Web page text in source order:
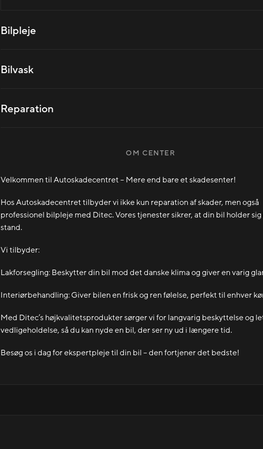
Bilpleje
Bilvask
Reparation
OM CENTER
Velkommen til Autoskadecentret – Mere end bare et skadesenter!
Hos Autoskadecentret tilbyder vi ikke kun reparation af skader, men også
professionel bilpleje med Ditec. Vores tjenester sikrer, at din bil holder
stand.
Vi tilbyder:
Lakforsegling: Beskytter din bil mod det danske klima og giver en varig
Interiørbehandling: Giver bilen en frisk og ren følelse, perfekt til enhver
Med Ditec’s højkvalitetsprodukter sørger vi for langvarig beskyttelse og
vedligeholdelse, så du kan nyde en bil, der ser ny ud i længere tid.
Besøg os i dag for ekspertpleje til din bil – den fortjener det bedste!